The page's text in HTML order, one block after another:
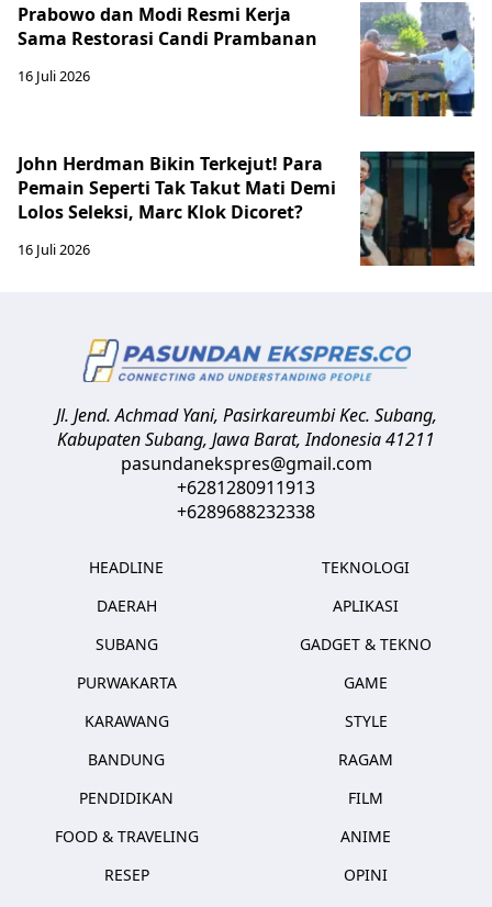
Prabowo dan Modi Resmi Kerja
Sama Restorasi Candi Prambanan
16 Juli 2026
John Herdman Bikin Terkejut! Para
Pemain Seperti Tak Takut Mati Demi
Lolos Seleksi, Marc Klok Dicoret?
16 Juli 2026
Jl. Jend. Achmad Yani, Pasirkareumbi Kec. Subang,
Kabupaten Subang, Jawa Barat,Indonesia41211
pasundanekspres@gmail.com
+6281280911913
+6289688232338
HEADLINE
DAERAH
SUBANG
PURWAKARTA
KARAWANG
BANDUNG
PENDIDIKAN
FOOD & TRAVELING
RESEP
TEKNOLOGI
APLIKASI
GADGET & TEKNO
GAME
STYLE
RAGAM
FILM
ANIME
OPINI